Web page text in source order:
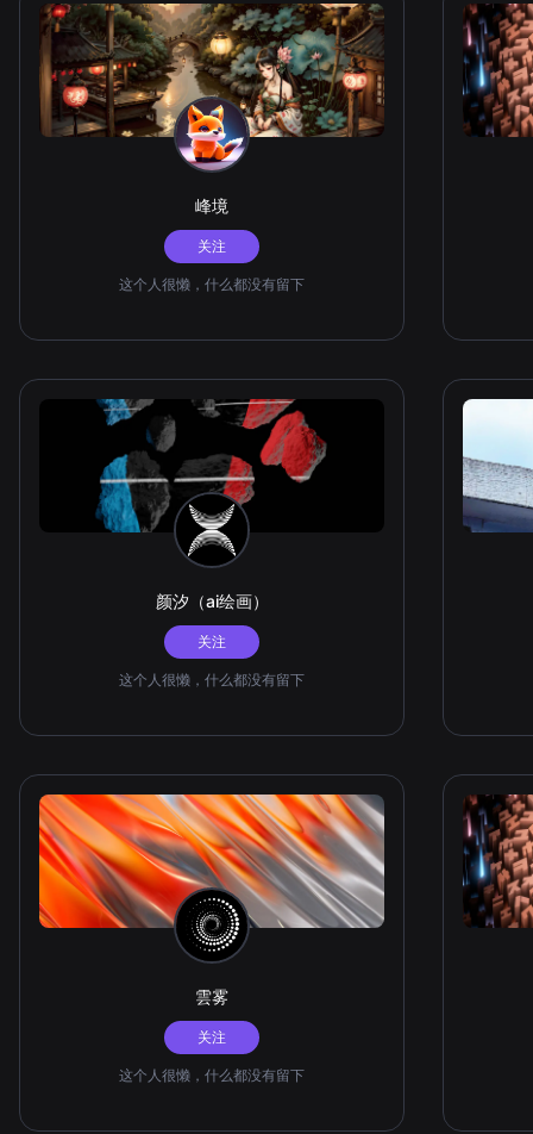
峰境
关注
这个人很懒，什么都没有留下
颜汐（ai绘画）
关注
这个人很懒，什么都没有留下
雲雾
关注
这个人很懒，什么都没有留下